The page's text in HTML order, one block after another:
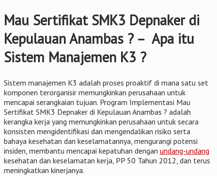
Mau Sertifikat SMK3 Depnaker di
Kepulauan Anambas ? – Apa itu
Sistem Manajemen K3 ?
Sistem manajemen K3 adalah proses proaktif di mana satu set
komponen terorganisir memungkinkan perusahaan untuk
mencapai serangkaian tujuan. Program Implementasi Mau
Sertifikat SMK3 Depnaker di Kepulauan Anambas ? adalah
kerangka kerja yang memungkinkan perusahaan untuk secara
konsisten mengidentifikasi dan mengendalikan risiko serta
bahaya kesehatan dan keselamatannya, mengurangi potensi
insiden, membantu mencapai kepatuhan dengan undang-undang
kesehatan dan keselamatan kerja, PP 50 Tahun 2012, dan terus
meningkatkan kinerjanya.